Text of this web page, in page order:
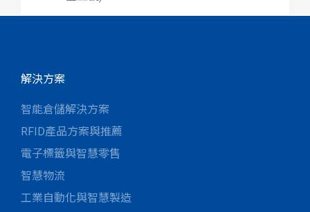
解決方案
智能倉儲解決方案
RFID產品方案與推薦
電子標籤與智慧零售
智慧物流
工業自動化與智慧製造